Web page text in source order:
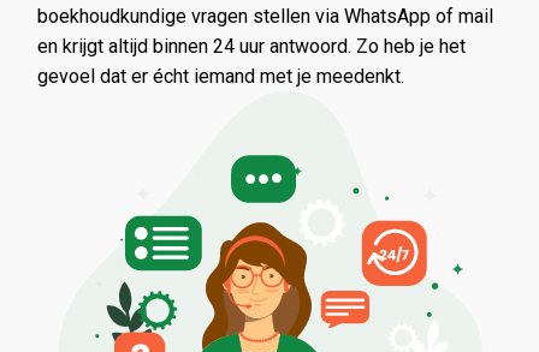
boekhoudkundige vragen stellen via WhatsApp of mail
en krijgt altijd binnen 24 uur antwoord. Zo heb je het
gevoel dat er écht iemand met je meedenkt.